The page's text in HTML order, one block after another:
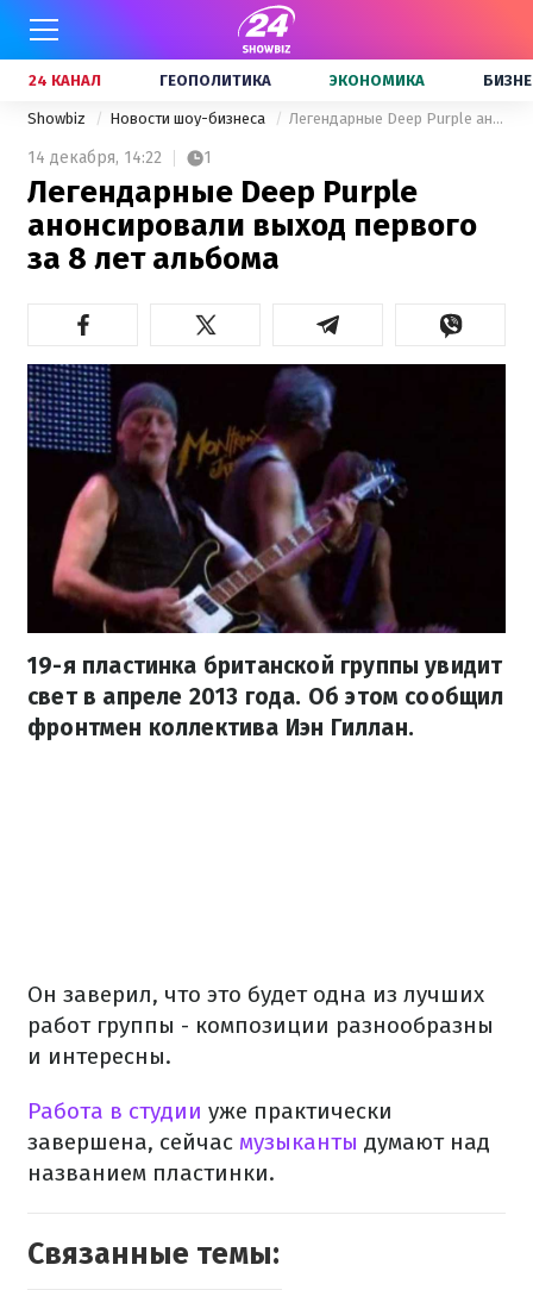
24 КАНАЛ ГЕОПОЛИТИКА ЭКОНОМИКА
Showbiz Новости шоу-бизнеса Легендарные Deep Purple анонсировали выход первого за 8 лет альбома
14 декабря, 14:22 1
Легендарные Deep Purple
анонсировали выход первого
за 8 лет альбома
19-я пластинка британской группы увидит
свет в апреле 2013 года. Об этом сообщил
фронтмен коллектива Иэн Гиллан.
Он заверил, что это будет одна из лучших
работ группы - композиции разнообразны
и интересны.
Работа в студии уже практически
завершена, сейчас музыканты думают над
названием пластинки.
Связанные темы: